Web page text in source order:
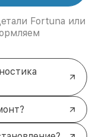
Fortuna или